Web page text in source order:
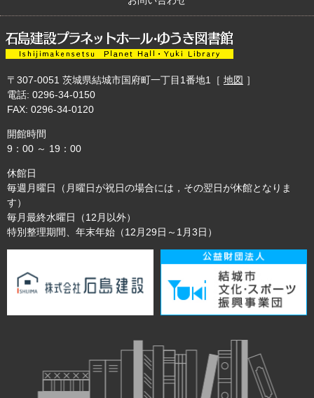
〒307-0051 茨城県結城市国府町一丁目1番地1 ［ 地図 ］
電話: 0296-34-0150
FAX: 0296-34-0120
開館時間
9：00 ～ 19：00
休館日
毎週月曜日（月曜日が祝日の場合には，その翌日が休館となりま
す）
毎月最終水曜日（12月以外）
特別整理期間、年末年始（12月29日～1月3日）